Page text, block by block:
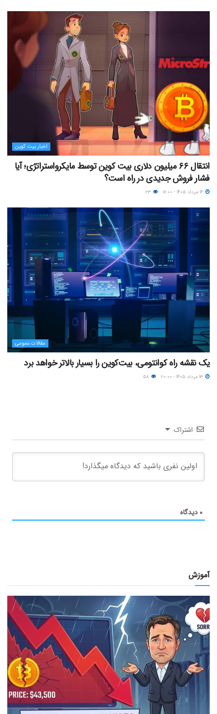
اخبار بیت کوین
انتقال ۶۶ میلیون دلاری بیت کوین توسط مایکرواستراتژی؛ آیا
فشار فروش جدیدی در راه است؟
مقالات عمومی
یک نقشه راه کوانتومی، بیت‌کوین را بسیار بالاتر خواهد برد
اشتراک
۰ دیدگاه
آموزش